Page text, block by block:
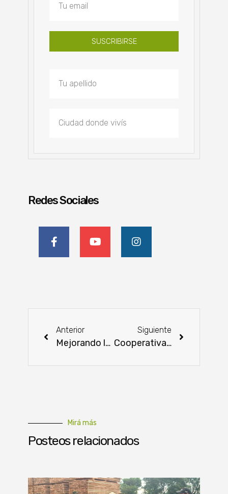
SUSCRIBIRSE
Redes Sociales
Anterior
Mejorando la sostenibilidad en fincas de la agricultura familiar a través de la capacitación
Siguiente
Cooperativa Colonias Unidas elige autoridades
Mirá más
Posteos relacionados